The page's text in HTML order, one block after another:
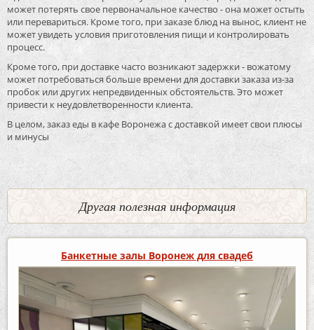
может потерять свое первоначальное качество - она может остыть
или перевариться. Кроме того, при заказе блюд на вынос, клиент не
может увидеть условия приготовления пищи и контролировать
процесс.
Кроме того, при доставке часто возникают задержки - вожатому
может потребоваться больше времени для доставки заказа из-за
пробок или других непредвиденных обстоятельств. Это может
привести к неудовлетворенности клиента.
В целом, заказ еды в кафе Воронежа с доставкой имеет свои плюсы
и минусы
Другая полезная информация
Банкетные залы Воронеж для свадеб